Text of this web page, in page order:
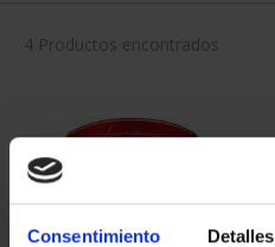
Consentimiento Detalles
4 Productos encontrados